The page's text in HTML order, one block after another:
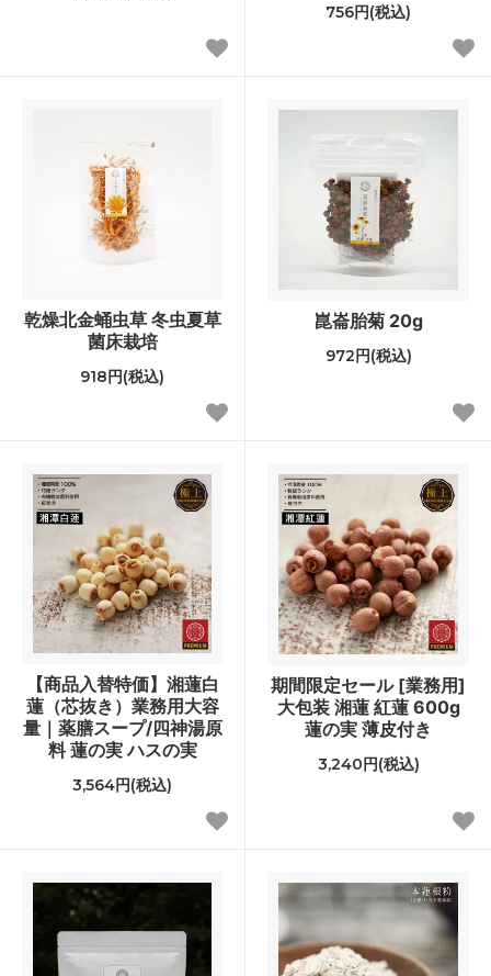
756円(税込)
乾燥北金蛹虫草 冬虫夏草
菌床栽培
918円(税込)
崑崙胎菊 20g
972円(税込)
【商品入替特価】湘蓮白
蓮（芯抜き）業務用大容
量｜薬膳スープ/四神湯原
料 蓮の実 ハスの実
3,564円(税込)
期間限定セール [業務用]
大包装 湘蓮 紅蓮 600g
蓮の実 薄皮付き
3,240円(税込)